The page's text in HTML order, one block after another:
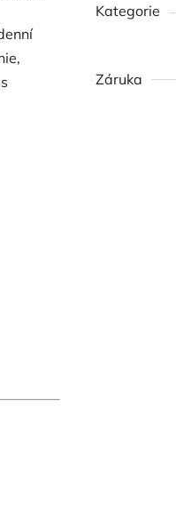
Kategorie
Záruka